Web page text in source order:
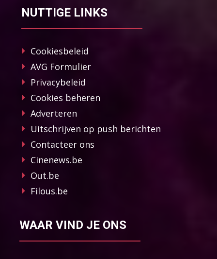
NUTTIGE LINKS
Cookiesbeleid
AVG Formulier
Privacybeleid
Cookies beheren
Adverteren
Uitschrijven op push berichten
Contacteer ons
Cinenews.be
Out.be
Filous.be
WAAR VIND JE ONS